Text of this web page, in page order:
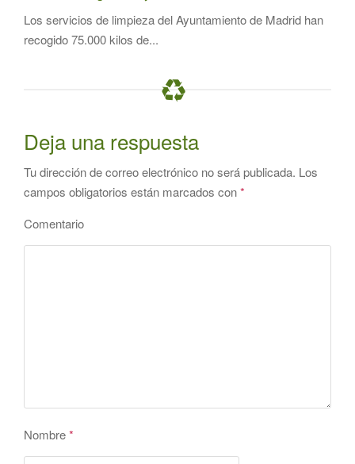
Los servicios de limpieza del Ayuntamiento de Madrid han
recogido 75.000 kilos de...
Deja una respuesta
Tu dirección de correo electrónico no será publicada. Los
campos obligatorios están marcados con*
Comentario
Nombre*